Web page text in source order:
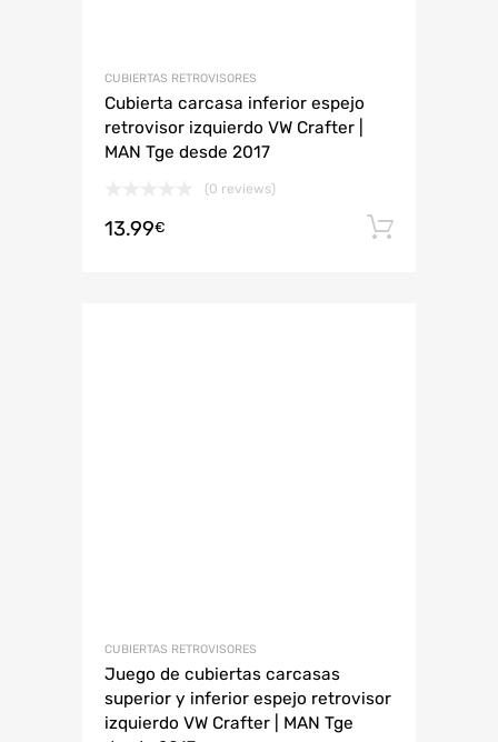
CUBIERTAS RETROVISORES
Cubierta carcasa inferior espejo
retrovisor izquierdo VW Crafter |
MAN Tge desde 2017
(0 reviews)
13.99€
CUBIERTAS RETROVISORES
Juego de cubiertas carcasas
superior y inferior espejo retrovisor
izquierdo VW Crafter | MAN Tge